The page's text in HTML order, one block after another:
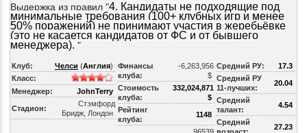
Выдержка из правил "4. Кандидаты не подходящие под
минимальные требования (100+ клубных игр и менее
50% поражений) не принимают участия в жеребьёвке
(это не касается кандидатов от ФС и от бывшего
менеджера). "
Клуб: Челси (Англия)
Класс:
Менеджер:
JohnTerry
Стадион:
Стэмфорд
Бридж, Лондон
Финансы
клуба:
-6,263,956
$
Стоимость
клуба:
332,024,871
$
Рейтинг
клуба:
1148
Средний РУ:
17.3
Средний РУ
11-лучших:
20.04
Средний
талант:
4.54
Средний
27.23